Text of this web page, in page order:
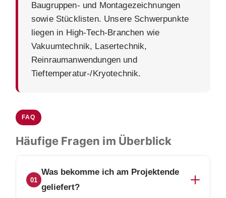
Baugruppen- und Montagezeichnungen
sowie Stücklisten. Unsere Schwerpunkte
liegen in High-Tech-Branchen wie
Vakuumtechnik, Lasertechnik,
Reinraumanwendungen und
Tieftemperatur-/Kryotechnik.
FAQ
Häufige Fragen im Überblick
01
Was bekomme ich am Projektende
geliefert?